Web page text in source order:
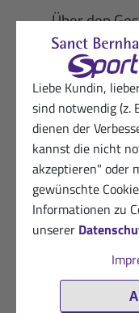
Liebe Kundin,
sind notwendig (z.
dienen der
kannst die nicht
akzeptieren" oder
gewünschte
Informationen zu
unserer
Über den
aber es tut
schon
VERIFIZIERT
Gabriele L.
Gibt Energie
VERIFIZIERT
Begeisterte